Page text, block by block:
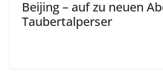
Beijing – auf zu neuen
Taubertalperser